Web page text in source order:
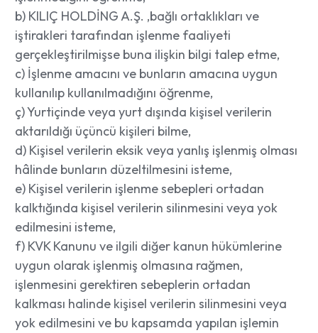
b) KILIÇ HOLDİNG A.Ş. ,bağlı ortaklıkları ve
iştirakleri tarafından işlenme faaliyeti
gerçekleştirilmişse buna ilişkin bilgi talep etme,
c) İşlenme amacını ve bunların amacına uygun
kullanılıp kullanılmadığını öğrenme,
ç) Yurtiçinde veya yurt dışında kişisel verilerin
aktarıldığı üçüncü kişileri bilme,
d) Kişisel verilerin eksik veya yanlış işlenmiş olması
hâlinde bunların düzeltilmesini isteme,
e) Kişisel verilerin işlenme sebepleri ortadan
kalktığında kişisel verilerin silinmesini veya yok
edilmesini isteme,
f) KVK Kanunu ve ilgili diğer kanun hükümlerine
uygun olarak işlenmiş olmasına rağmen,
işlenmesini gerektiren sebeplerin ortadan
kalkması halinde kişisel verilerin silinmesini veya
yok edilmesini ve bu kapsamda yapılan işlemin